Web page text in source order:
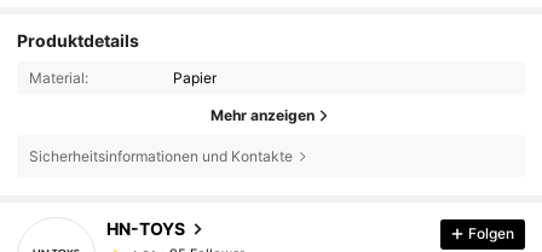
Produktdetails
Material: Papier
Mehr anzeigen
Sicherheitsinformationen und Kontakte
HN-TOYS
95 Follower
Folgen